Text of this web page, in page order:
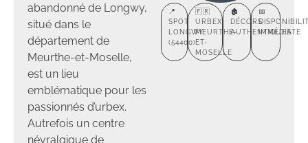
abandonné de Longwy,
situé dans le
département de
Meurthe-et-Moselle,
est un lieu
emblématique pour les
passionnés d’urbex.
Autrefois un centre
névralgique de
📍
SPOT
LONGWY
(54400)
🇫🇷
URBEX
MEURTHE-
ET-
MOSELLE
🏚️
DÉCORS
AUTHENTIQUES
📅
IMMÉDIATE